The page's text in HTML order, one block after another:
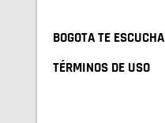
BOGOTA TE ESCUCHA
TÉRMINOS DE USO